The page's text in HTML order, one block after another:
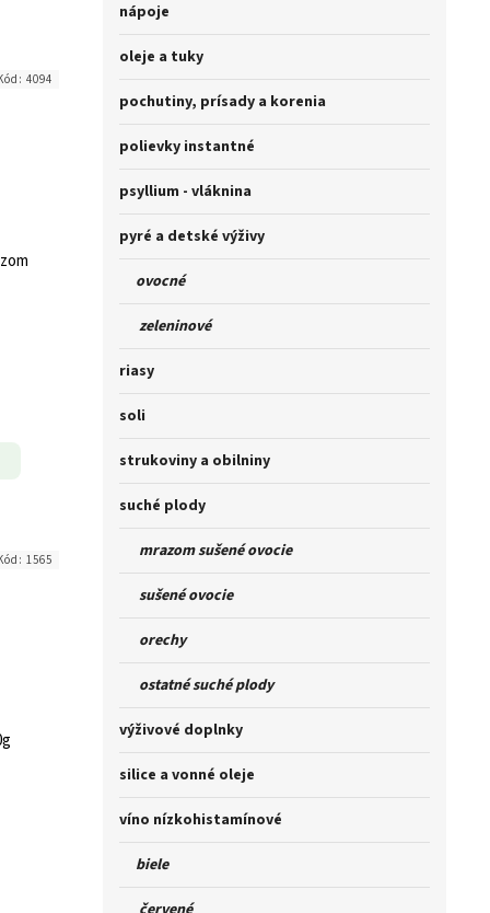
nápoje
oleje a tuky
pochutiny, prísady a korenia
polievky instantné
psyllium - vláknina
pyré a detské výživy
ovocné
zeleninové
riasy
soli
strukoviny a obilniny
suché plody
mrazom sušené ovocie
sušené ovocie
orechy
ostatné suché plody
výživové doplnky
silice a vonné oleje
víno nízkohistamínové
biele
4094
1565